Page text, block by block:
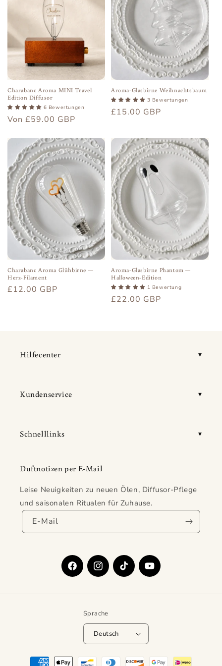
Charabanc Aroma MINI Travel
Edition Diffusor
6 Bewertungen
Normaler
Von £59.00 GBP
Aroma-Glasbirne Weihnachtsbaum
3 Bewertungen
Normaler
£15.00 GBP
Charabanc Aroma Glühbirne —
Herz-Filament
Normaler
£12.00 GBP
Aroma-Glasbirne Phantom —
Halloween-Edition
1 Bewertung
Normaler
£22.00 GBP
Hilfecenter
Kundenservice
Schnelllinks
Duftnotizen per E-Mail
Leise Neuigkeiten zu neuen Ölen, Diffusor-Pflege
und saisonalen Ritualen für Zuhause.
E-Mail
FacebookInstagramTikTok YouTube
Sprache
Deutsch
Zahlungsmethoden